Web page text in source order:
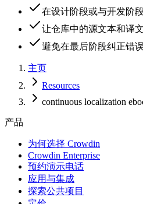
在设计阶段或与开发阶
让仓库中的源文本和译
避免在最后阶段纠正错
主页
Resources
continuous localization
产品
为何选择 Crowdin
Crowdin Enterprise
预约演示电话
应用与集成
探索公共项目